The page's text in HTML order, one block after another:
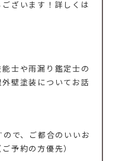
ざいます！詳しくは
士や雨漏り鑑定士の
壁塗装についてお話
で、ご都合のいいお
予約の方優先）